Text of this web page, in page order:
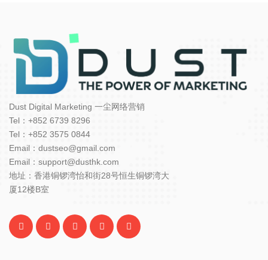
Dust Digital Marketing 一尘网络营销
Tel：+852 6739 8296
Tel：+852 3575 0844
Email：dustseo@gmail.com
Email：support@dusthk.com
地址：香港铜锣湾怡和街28号恒生铜锣湾大
厦12楼B室